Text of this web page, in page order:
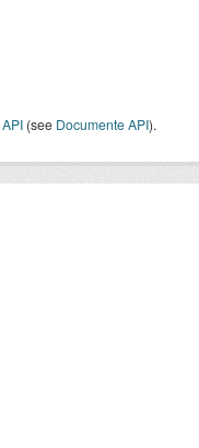
API (see Documente API).